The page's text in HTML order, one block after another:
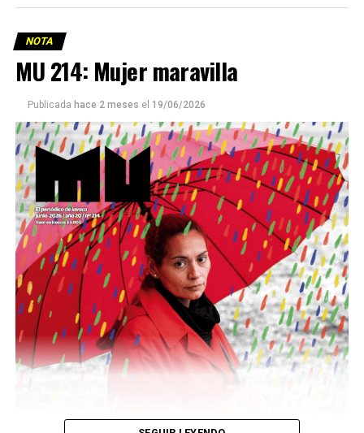
Este número 215 de MU ☝️viene con doble tapa, que
podría ser una frase:
Sin chamuyo, a remarla.
Descargar la Mu en PDF
NOTA
MU 214: Mujer maravilla
Publicada hace 2 meses el 19/06/2026